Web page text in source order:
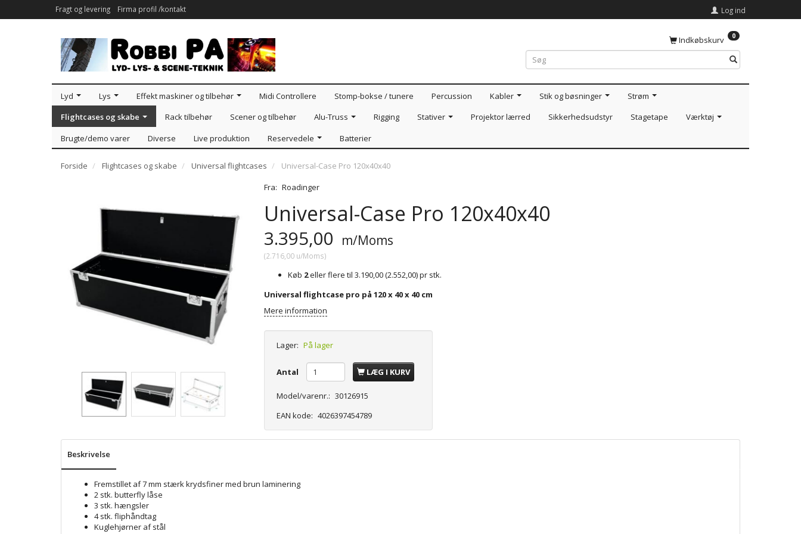
Fragt og levering Firma profil /kontakt Log ind
Indkøbskurv 0
Lyd Lys Effekt maskiner og tilbehør Midi Controllere Stomp-bokse / tunere Percussion Kabler Stik og bøsninger
Strøm
Flightcases og skabe
Rack tilbehør Scener og tilbehør Alu-Truss Rigging Stativer Projektor lærred Sikkerhedsudstyr Stagetape
Værktøj
Brugte/demo varer
Diverse Live produktion Reservedele Batterier
Forside Flightcases og skabe Universal flightcases
Universal-Case Pro 120x40x40
Fra: Roadinger
Universal-Case Pro 120x40x40
3.395,00 m/Moms
(2.716,00 u/Moms)
Køb 2eller flere til3.190,00(2.552,00)pr stk.
Universal flightcase pro på 120 x 40 x 40 cm
Mere information
Lager: På lager
Antal LÆG I KURV
Model/varenr.: 30126915
EAN kode: 4026397454789
Beskrivelse
Fremstillet af 7 mm stærk krydsfiner med brun laminering
2 stk. butterfly låse
3 stk. hængsler
4 stk. fliphåndtag
Kuglehjørner af stål